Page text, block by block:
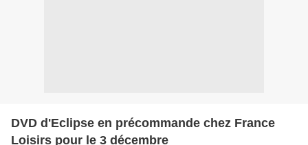
DVD d'Eclipse en précommande chez France
Loisirs pour le 3 décembre